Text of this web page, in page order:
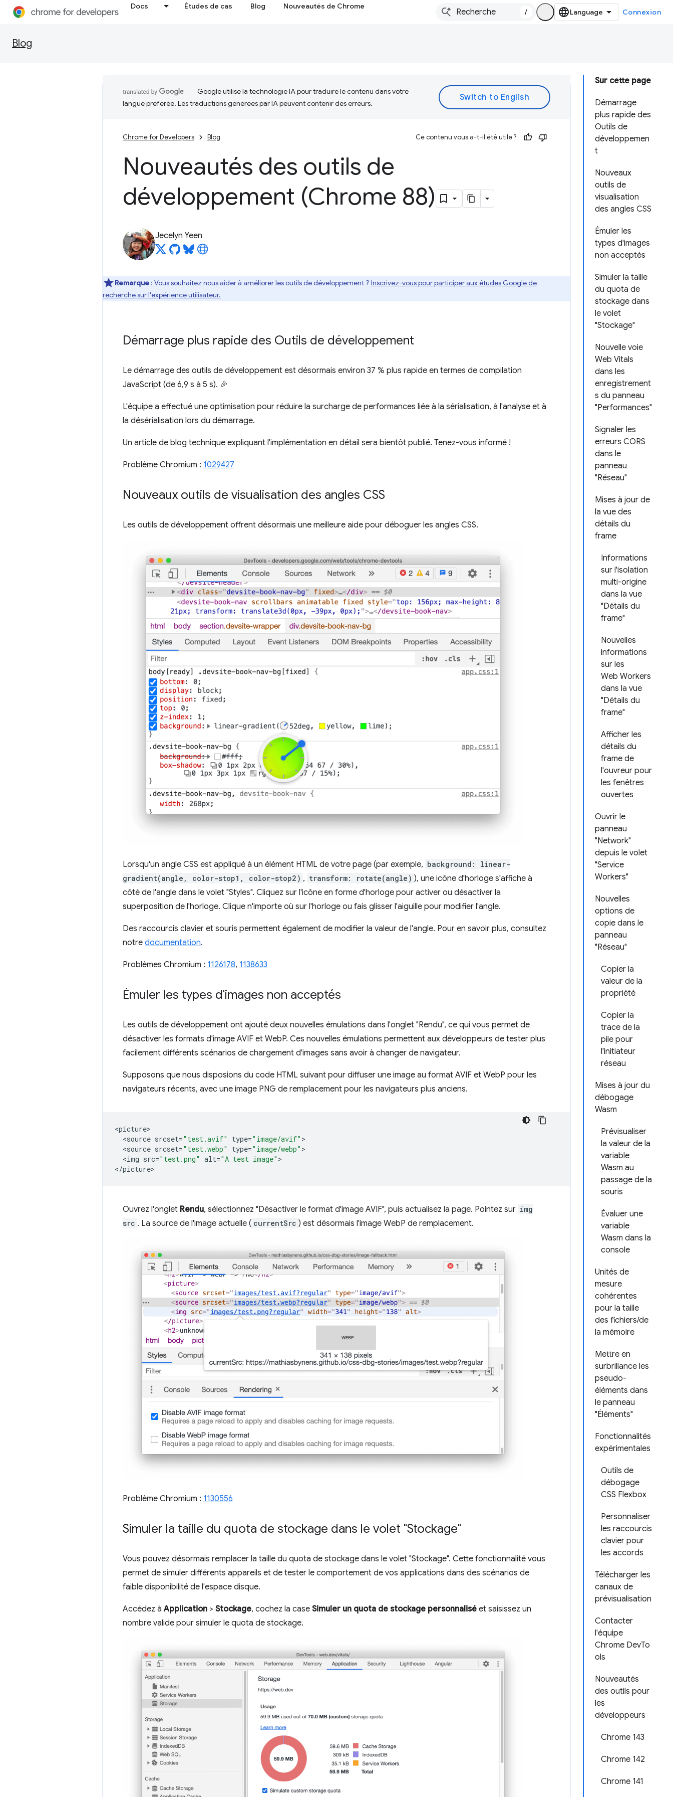
Docs Études de cas Blog Nouveautés de Chrome
/ Connexion
Blog
Sur cette page
Démarrage
plus rapide des
Outils de
développemen
t
Nouveaux
outils de
visualisation
des angles CSS
Émuler les
types d'images
non acceptés
Simuler la taille
du quota de
stockage dans
le volet
"Stockage"
Nouvelle voie
Web Vitals
dans les
enregistrement
s du panneau
"Performances"
Signaler les
erreurs CORS
dans le
panneau
"Réseau"
Mises à jour de
la vue des
détails du
frame
Informations
sur l'isolation
multi-origine
dans la vue
"Détails du
frame"
Nouvelles
informations
sur les
Web Workers
dans la vue
"Détails du
frame"
Afficher les
détails du
frame de
l'ouvreur pour
les fenêtres
ouvertes
Ouvrir le
panneau
"Network"
depuis le volet
"Service
Workers"
Nouvelles
options de
copie dans le
panneau
"Réseau"
Copier la
valeur de la
propriété
Copier la
trace de la
pile pour
l'initiateur
réseau
Mises à jour du
débogage
Wasm
Prévisualiser
la valeur de la
variable
Wasm au
passage de la
souris
Évaluer une
variable
Wasm dans la
console
Unités de
mesure
cohérentes
pour la taille
des fichiers/de
la mémoire
Mettre en
surbrillance les
pseudo-
éléments dans
le panneau
"Éléments"
Fonctionnalités
expérimentales
Outils de
débogage
CSS Flexbox
Personnaliser
les raccourcis
clavier pour
les accords
Télécharger les
canaux de
prévisualisation
Contacter
l'équipe
Chrome DevTo
ols
Nouveautés
des outils pour
les
développeurs
Chrome 143
Chrome 142
Chrome 141
Google utilise la technologie IA pour traduire le contenu dans votre
langue préférée. Les traductions générées par IA peuvent contenir des erreurs.
Chrome for Developers Blog Ce contenu vous a-t-il été utile ?
Nouveautés des outils de
développement (Chrome 88)
Jecelyn Yeen
Remarque : Vous souhaitez nous aider à améliorer les outils de développement ? Inscrivez-vous pour participer aux études Google de
recherche sur l'expérience utilisateur.
Démarrage plus rapide des Outils de développement
Le démarrage des outils de développement est désormais environ 37 % plus rapide en termes de compilation
JavaScript (de 6,9 s à 5 s). 🎉
L'équipe a effectué une optimisation pour réduire la surcharge de performances liée à la sérialisation, à l'analyse et à
la désérialisation lors du démarrage.
Un article de blog technique expliquant l'implémentation en détail sera bientôt publié. Tenez-vous informé !
Problème Chromium : 1029427
Nouveaux outils de visualisation des angles CSS
Les outils de développement offrent désormais une meilleure aide pour déboguer les angles CSS.
Lorsqu'un angle CSS est appliqué à un élément HTML de votre page (par exemple, background: linear-
gradient(angle, color-stop1, color-stop2) , transform: rotate(angle) ), une icône d'horloge s'affiche à
côté de l'angle dans le volet "Styles". Cliquez sur l'icône en forme d'horloge pour activer ou désactiver la
superposition de l'horloge. Clique n'importe où sur l'horloge ou fais glisser l'aiguille pour modifier l'angle.
Des raccourcis clavier et souris permettent également de modifier la valeur de l'angle. Pour en savoir plus, consultez
notre documentation.
Problèmes Chromium : 1126178, 1138633
Émuler les types d'images non acceptés
Les outils de développement ont ajouté deux nouvelles émulations dans l'onglet "Rendu", ce qui vous permet de
désactiver les formats d'image AVIF et WebP. Ces nouvelles émulations permettent aux développeurs de tester plus
facilement différents scénarios de chargement d'images sans avoir à changer de navigateur.
Supposons que nous disposions du code HTML suivant pour diffuser une image au format AVIF et WebP pour les
navigateurs récents, avec une image PNG de remplacement pour les navigateurs plus anciens.
<picture
<source srcset="test.avif" type="image/avif"
<source srcset="test.webp" type="image/webp"
<img src="test.png" alt="A test image" >
</picture
Ouvrez l'onglet Rendu, sélectionnez "Désactiver le format d'image AVIF", puis actualisez la page. Pointez sur img
src . La source de l'image actuelle ( currentSrc ) est désormais l'image WebP de remplacement.
Problème Chromium : 1130556
Simuler la taille du quota de stockage dans le volet "Stockage"
Vous pouvez désormais remplacer la taille du quota de stockage dans le volet "Stockage". Cette fonctionnalité vous
permet de simuler différents appareils et de tester le comportement de vos applications dans des scénarios de
faible disponibilité de l'espace disque.
Accédez àApplication > Stockage, cochez la case Simuler un quota de stockage personnalisé et saisissez un
nombre valide pour simuler le quota de stockage.